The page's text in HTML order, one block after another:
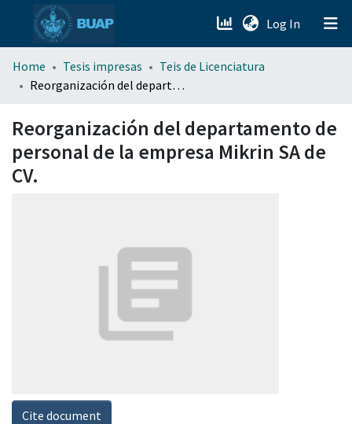
Log In (current)
menu.section.about_menu
Home Tesis impresas
Teis de Licenciatura
Reorganización del departamento de personal de la empresa Mikrin SA de CV.
Reorganización del departamento de
personal de la empresa Mikrin SA de
CV.
Cite document